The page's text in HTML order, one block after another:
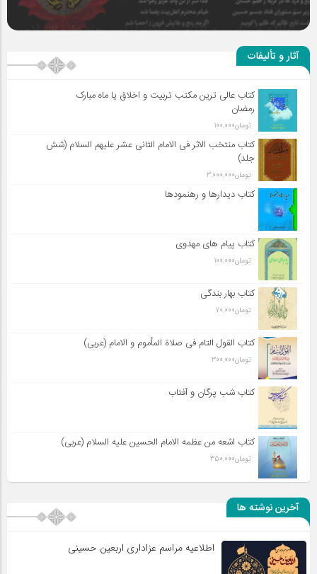
سلطان عشق
آثار و تألیفات
کتاب عالی ترین مکتب تربیت و اخلاق یا ماه مبارک
رمضان
تومان100,000
کتاب منتخب الاثر فی الامام الثانی عشر علیهم السلام (شش
جلد)
تومان3,000,000
کتاب دیدارها و رهنمودها
کتاب پیام های مهدوی
تومان100,000
کتاب بهار بندگی
تومان70,000
کتاب القول التام فی صلاة المأموم و الامام (عربی)
تومان300,000
کتاب شب پرگان و آفتاب
کتاب اشعه من عظمه الامام الحسین علیه السلام (عربی)
تومان350,000
آخرین نوشته ها
اطلاعیه مراسم عزاداری اربعین حسینی